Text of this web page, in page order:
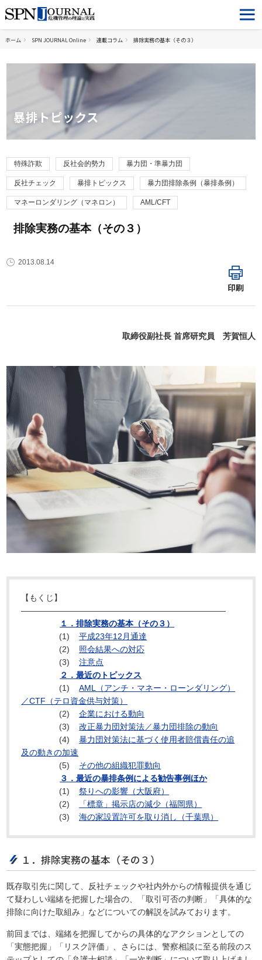
ホーム SPN JOURNAL Online 連載コラム 排除実務の基本（その３）
暴排トピックス
特殊詐欺 反社会的勢力 暴力団・準暴力団
反社チェック 暴排トピックス 暴力団排除条例（暴排条例）
マネーロンダリング（マネロン） AML/CFT
排除実務の基本（その３）
2013.08.14
印刷
取締役副社長 首席研究員 芳賀恒人
【もくじ】
―――――――――――――――――――――――――
１．排除実務の基本（その３）
(1)
平成23年12月通達
(2)
照会結果への対応
(3)
注意点
２．最近のトピックス
(1)
AML（アンチ・マネー・ローンダリング）
／CTF（テロ資金供与対策）
(2)
企業における動向
(3)
改正暴力団対策法／暴力団排除の動向
(4)
暴力団対策法に基づく使用者賠償責任の追
及の動きの加速
(5)
その他の組織犯罪動向
３．最近の暴排条例による勧告事例ほか
(1)
祭りへの影響（大阪府）
(2)
「標章」掲示店の減少（福岡県）
(3)
海の家設置許可を取り消し（千葉県）
１．排除実務の基本（その３）
既存取引先に関して、反社チェックや社内外からの情報提供を通じ
て疑わしい端緒を把握した場合の、「取引可否の判断」「具体的な
排除に向けた取組み」などについての解説を試みております。
前回までは、端緒を把握してからの具体的なアクションとしての
「実態把握」「リスク評価」、さらには、警察相談に至る前段のス